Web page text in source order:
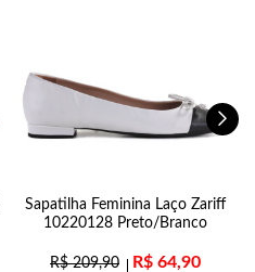
Sapatilha Feminina Laço Zariff
10220128 Preto/Branco
R$209,90 R$ 64,90